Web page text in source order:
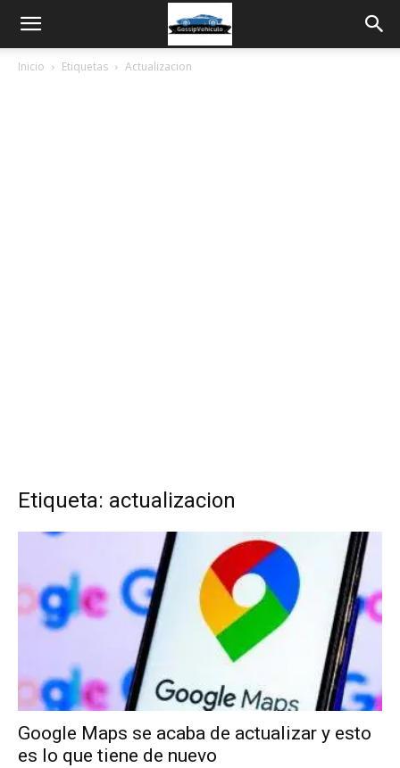
Inicio Etiquetas Actualizacion
Etiqueta: actualizacion
Google Maps se acaba de actualizar y esto
es lo que tiene de nuevo